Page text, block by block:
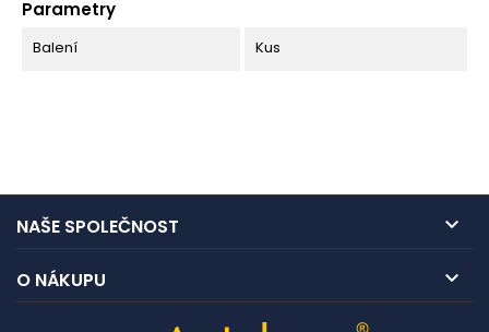
Parametry
Balení Kus
NAŠE SPOLEČNOST 
O NÁKUPU 